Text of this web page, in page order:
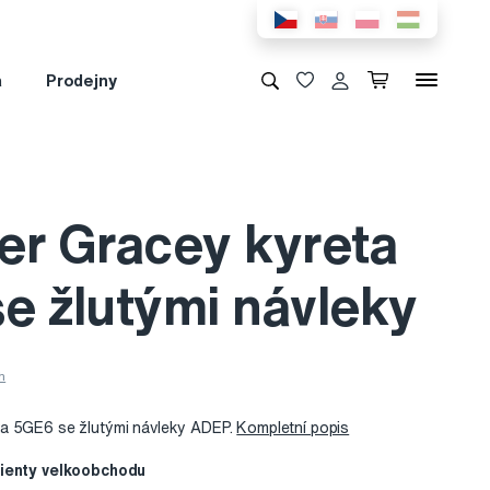
Prodejny
Gracey kyreta
žlutými návleky
5GE6 se žlutými návleky ADEP. Kompletní popis
velkoobchodu